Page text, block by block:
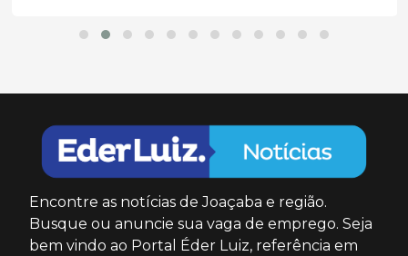
Encontre as notícias de Joaçaba e região.
Busque ou anuncie sua vaga de emprego. Seja
bem vindo ao Portal Éder Luiz, referência em